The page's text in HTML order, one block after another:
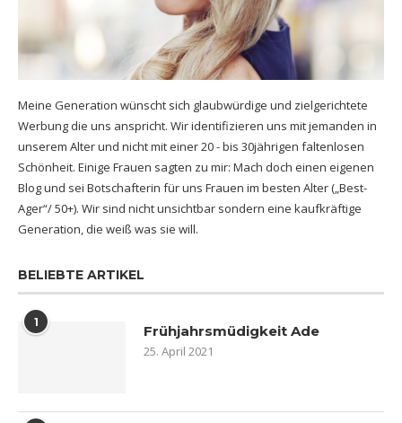
Meine Generation wünscht sich glaubwürdige und zielgerichtete
Werbung die uns anspricht. Wir identifizieren uns mit jemanden in
unserem Alter und nicht mit einer 20 - bis 30jährigen faltenlosen
Schönheit. Einige Frauen sagten zu mir: Mach doch einen eigenen
Blog und sei Botschafterin für uns Frauen im besten Alter („Best-
Ager“/ 50+). Wir sind nicht unsichtbar sondern eine kaufkräftige
Generation, die weiß was sie will.
BELIEBTE ARTIKEL
1 Frühjahrsmüdigkeit Ade
25. April 2021